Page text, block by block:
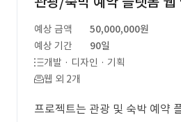
예상 금액
50,000,000원
예상 기간
90일
개발 · 디자인 · 기획
웹 외 2개
프로젝트는 관광 및 숙박 예약